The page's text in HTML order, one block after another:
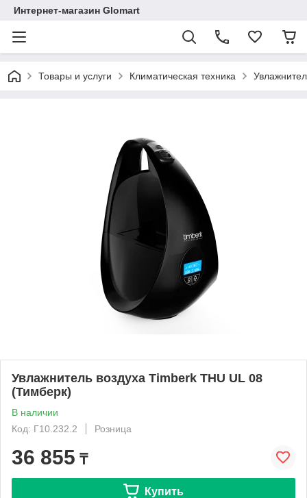
Интернет-магазин Glomart
Товары и услуги Климатическая техника
Увлажнитель воздуха Timberk THU UL 08
(Тимберк)
В наличии
Код: Г10.232.2
Розница
36 855 ₸
Купить